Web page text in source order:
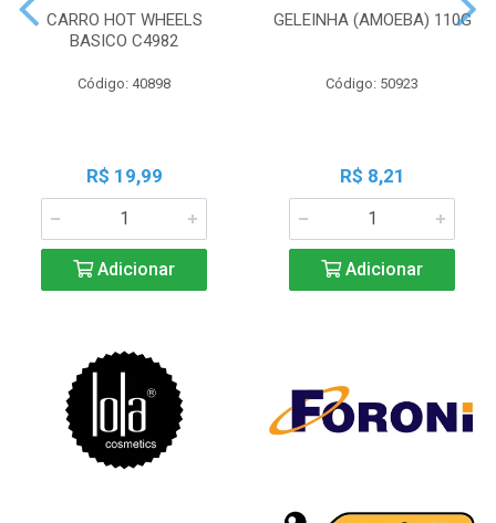
CARRO HOT WHEELS
BASICO C4982
Código: 40898
R$ 19,99
Adicionar
GELEINHA (AMOEBA) 110G
Código: 50923
R$ 8,21
Adicionar